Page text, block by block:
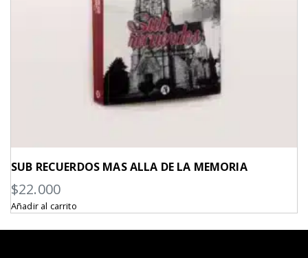
SUB RECUERDOS MAS ALLA DE LA MEMORIA
$22.000
Añadir al carrito